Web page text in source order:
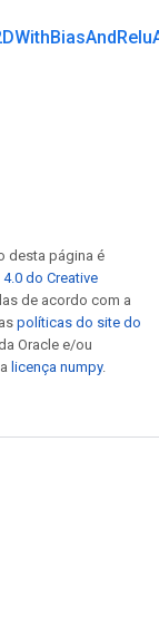
BiasAndRelu
desta página é
do Creative
de acordo com a
políticas do site do
Oracle e/ou
licença numpy.